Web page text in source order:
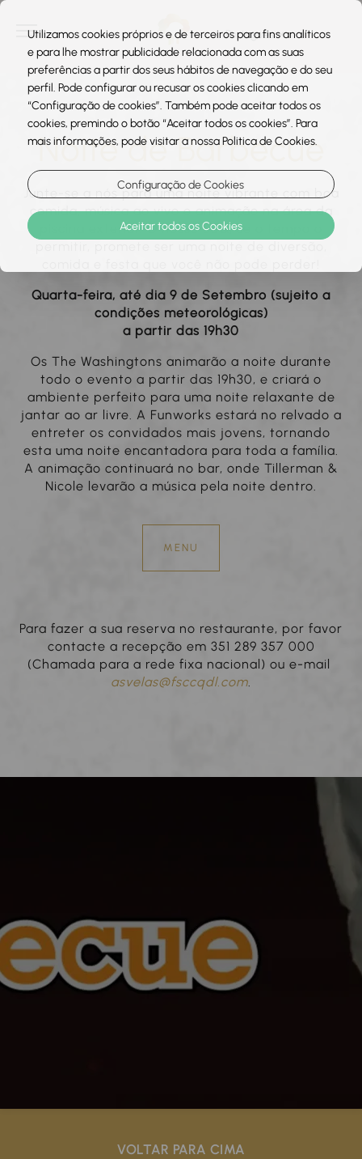
Noite de Barbecue
Junte-se a nós para uma noite vibrante com boa
comida, música ao vivo e animação na área da
piscina exterior. O nosso BBQ, se o tempo o
Quarta-feira, até dia 9 de Setembro (sujeito a
condições meteorológicas)
a partir das 19h30
Os The Washingtons animarão a noite durante
todo o evento a partir das 19h30, e criará o
ambiente perfeito para uma noite relaxante de
jantar ao ar livre. A Funworks estará no relvado a
entreter os convidados mais jovens, tornando
esta uma noite encantadora para toda a família.
A animação continuará no bar, onde Tillerman &
Nicole levarão a música pela noite dentro.
MENU
Para fazer a sua reserva no restaurante, por favor
contacte a recepção em 351 289 357 000
(Chamada para a rede fixa nacional) ou e-mail
asvelas@fsccqdl.com.
VOLTAR PARA CIMA
Utilizamos cookies próprios e de terceiros para fins analíticos
e para lhe mostrar publicidade relacionada com as suas
preferências a partir dos seus hábitos de navegação e do seu
perfil. Pode configurar ou recusar os cookies clicando em
“Configuração de cookies”. Também pode aceitar todos os
cookies, premindo o botão “Aceitar todos os cookies”. Para
mais informações, pode visitar a nossa Politica de Cookies.
Configuração de Cookies
Aceitar todos os Cookies